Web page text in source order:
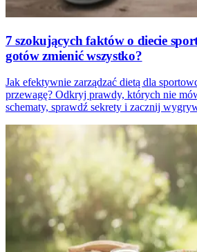
7 szokujących faktów o diecie
gotów zmienić wszystko?
Jak efektywnie zarządzać dietą dla
przewagę? Odkryj prawdy, których nie
schematy, sprawdź sekrety i zacznij